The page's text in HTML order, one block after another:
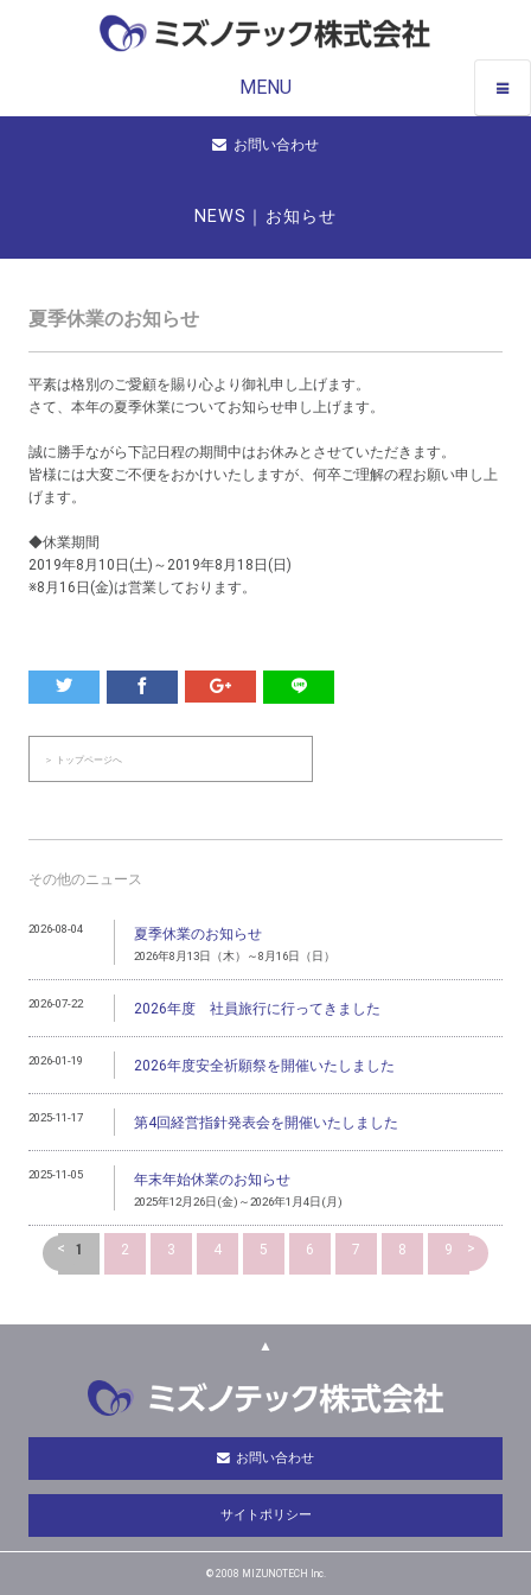
MENU
お問い合わせ
NEWS｜お知らせ
夏季休業のお知らせ
平素は格別のご愛顧を賜り心より御礼申し上げます。
さて、本年の夏季休業についてお知らせ申し上げます。
誠に勝手ながら下記日程の期間中はお休みとさせていただきます。
皆様には大変ご不便をおかけいたしますが、何卒ご理解の程お願い申し上
げます。
◆休業期間
2019年8月10日(土)～2019年8月18日(日)
※8月16日(金)は営業しております。
＞ トップページへ
その他のニュース
2026-08-04 夏季休業のお知らせ
2026年8月13日（木）～8月16日（日）
2026-07-22 2026年度 社員旅行に行ってきました
2026-01-19 2026年度安全祈願祭を開催いたしました
2025-11-17 第4回経営指針発表会を開催いたしました
2025-11-05 年末年始休業のお知らせ
2025年12月26日(金)～2026年1月4日(月)
< 1 2 3 4 5 6 7 8 9 >
▲
お問い合わせ
サイトポリシー
© 2008 MIZUNOTECH Inc.